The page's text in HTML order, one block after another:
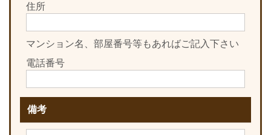
住所
マンション名、部屋番号等もあればご記入下さい
電話番号
備考